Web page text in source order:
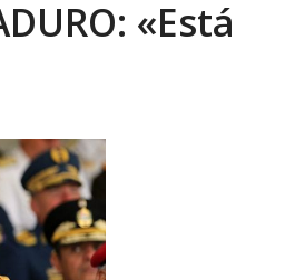
«Está